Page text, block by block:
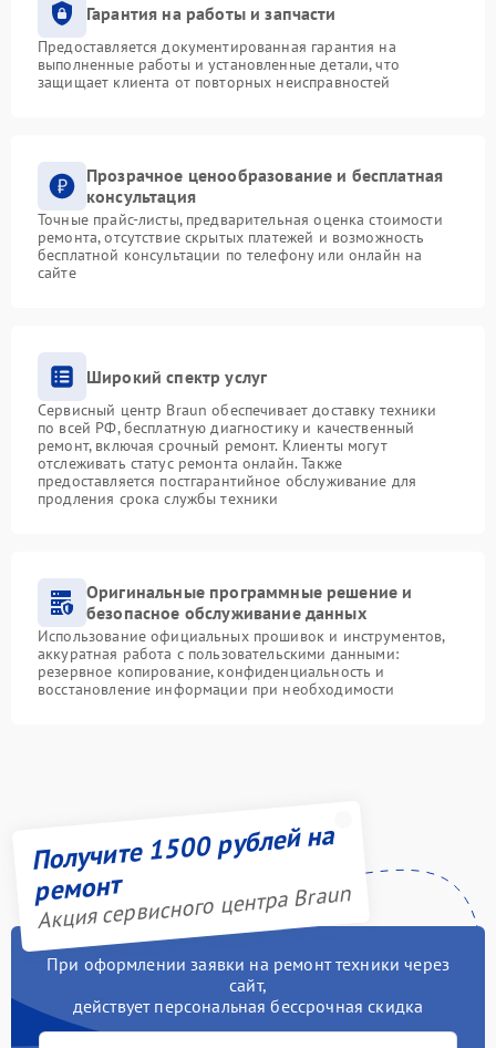
Гарантия на работы и запчасти
Предоставляется документированная гарантия на
выполненные работы и установленные детали, что
защищает клиента от повторных неисправностей
Прозрачное ценообразование и бесплатная
консультация
Точные прайс-листы, предварительная оценка стоимости
ремонта, отсутствие скрытых платежей и возможность
бесплатной консультации по телефону или онлайн на
сайте
Широкий спектр услуг
Сервисный центр Braun обеспечивает доставку техники
по всей РФ, бесплатную диагностику и качественный
ремонт, включая срочный ремонт. Клиенты могут
отслеживать статус ремонта онлайн. Также
предоставляется постгарантийное обслуживание для
продления срока службы техники
Оригинальные программные решение и
безопасное обслуживание данных
Использование официальных прошивок и инструментов,
аккуратная работа с пользовательскими данными:
резервное копирование, конфиденциальность и
восстановление информации при необходимости
Получите 1500 рублей на
ремонт
Акция сервисного центра Braun
При оформлении заявки на ремонт техники через
сайт,
действует персональная бессрочная скидка